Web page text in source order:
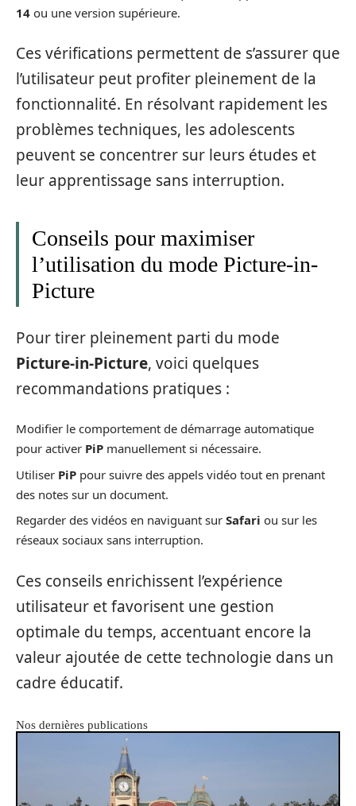
14 ou une version supérieure.
Ces vérifications permettent de s’assurer que
l’utilisateur peut profiter pleinement de la
fonctionnalité. En résolvant rapidement les
problèmes techniques, les adolescents
peuvent se concentrer sur leurs études et
leur apprentissage sans interruption.
Conseils pour maximiser
l’utilisation du mode Picture-in-
Picture
Pour tirer pleinement parti du mode
Picture-in-Picture, voici quelques
recommandations pratiques :
Modifier le comportement de démarrage automatique
pour activer PiP manuellement si nécessaire.
Utiliser PiP pour suivre des appels vidéo tout en prenant
des notes sur un document.
Regarder des vidéos en naviguant sur Safari ou sur les
réseaux sociaux sans interruption.
Ces conseils enrichissent l’expérience
utilisateur et favorisent une gestion
optimale du temps, accentuant encore la
valeur ajoutée de cette technologie dans un
cadre éducatif.
Nos dernières publications